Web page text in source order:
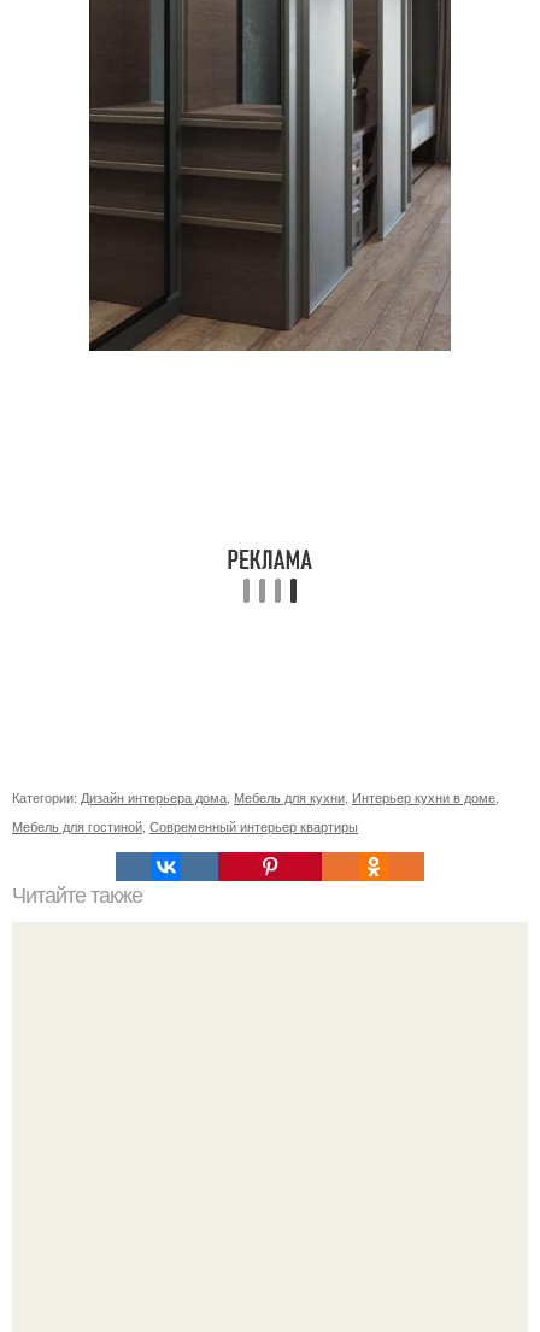
Категории: Дизайн интерьера дома, Мебель для кухни, Интерьер кухни в доме,
Мебель для гостиной, Современный интерьер квартиры
Читайте также